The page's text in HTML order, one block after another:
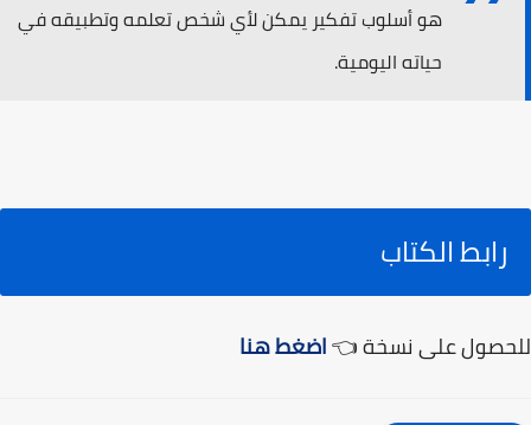
هو أسلوب تفكير يمكن لأي شخص تعلمه وتطبيقه في
حياته اليومية.
رابط الكتاب
للحصول على نسخة 👈اضغط هنا